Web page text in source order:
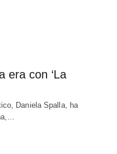
era con ‘La
Daniela Spalla, ha